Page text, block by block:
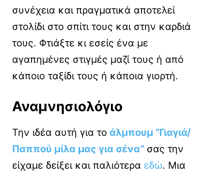
συνέχεια και πραγματικά αποτελεί
στολίδι στο σπίτι τους και στην καρδιά
τους. Φτιάξτε κι εσείς ένα με
αγαπημένες στιγμές μαζί τους ή από
κάποιο ταξίδι τους ή κάποια γιορτή.
Αναμνησιολόγιο
Την ιδέα αυτή για το άλμπουμ “Γιαγιά/
Παππού μίλα μας για σένα” σας την
είχαμε δείξει και παλιότερα εδώ. Μια